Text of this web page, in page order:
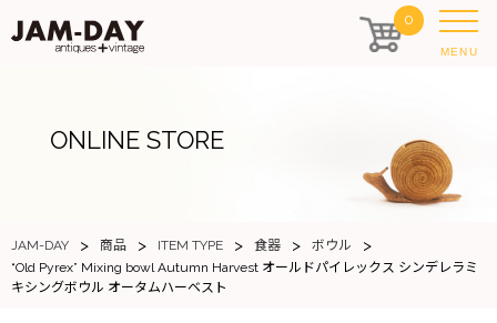
0
MENU
ONLINE STORE
JAM-DAY > 商品 > ITEM TYPE > 食器 > ボウル >
“Old Pyrex” Mixing bowl Autumn Harvest オールドパイレックス シンデレラミ
キシングボウル オータムハーベスト